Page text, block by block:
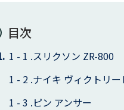
目次
スリクソン ZR-800
ナイキ ヴィクトリ
ピン アンサー